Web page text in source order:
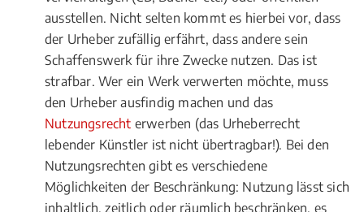
ausstellen. Nicht selten kommt es hierbei vor, dass
der Urheber zufällig erfährt, dass andere sein
Schaffenswerk für ihre Zwecke nutzen. Das ist
strafbar. Wer ein Werk verwerten möchte, muss
den Urheber ausfindig machen und das
Nutzungsrecht erwerben (das Urheberrecht
lebender Künstler ist nicht übertragbar!). Bei den
Nutzungsrechten gibt es verschiedene
Möglichkeiten der Beschränkung: Nutzung lässt sich
inhaltlich, zeitlich oder räumlich beschränken, es